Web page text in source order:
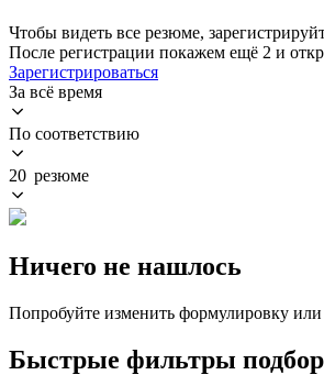
Чтобы видеть все резюме,
После регистрации покажем ещё 2 и
Зарегистрироваться
За всё время
По соответствию
20 резюме
Ничего не нашлось
Попробуйте изменить формулировку
Быстрые фильтры